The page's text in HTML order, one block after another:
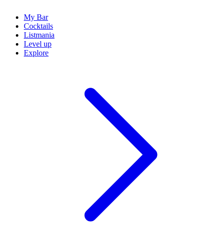
My Bar
Cocktails
Listmania
Level up
Explore